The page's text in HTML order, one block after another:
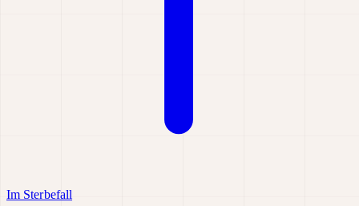
Im Sterbefall